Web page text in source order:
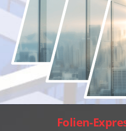
Folien-